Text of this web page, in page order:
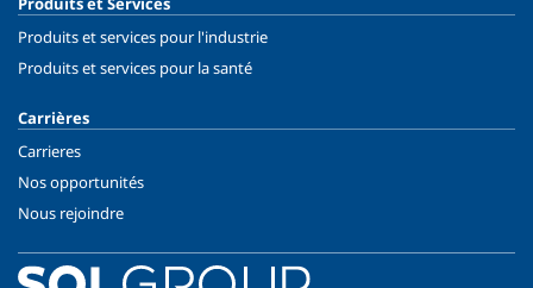
Produits et services pour l'industrie
Produits et services pour la santé
Carrières
Carrieres
Nos opportunités
Nous rejoindre